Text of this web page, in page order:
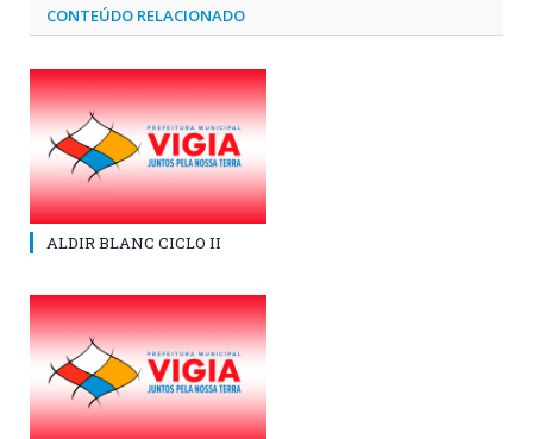
CONTEÚDO RELACIONADO
ALDIR BLANC CICLO II